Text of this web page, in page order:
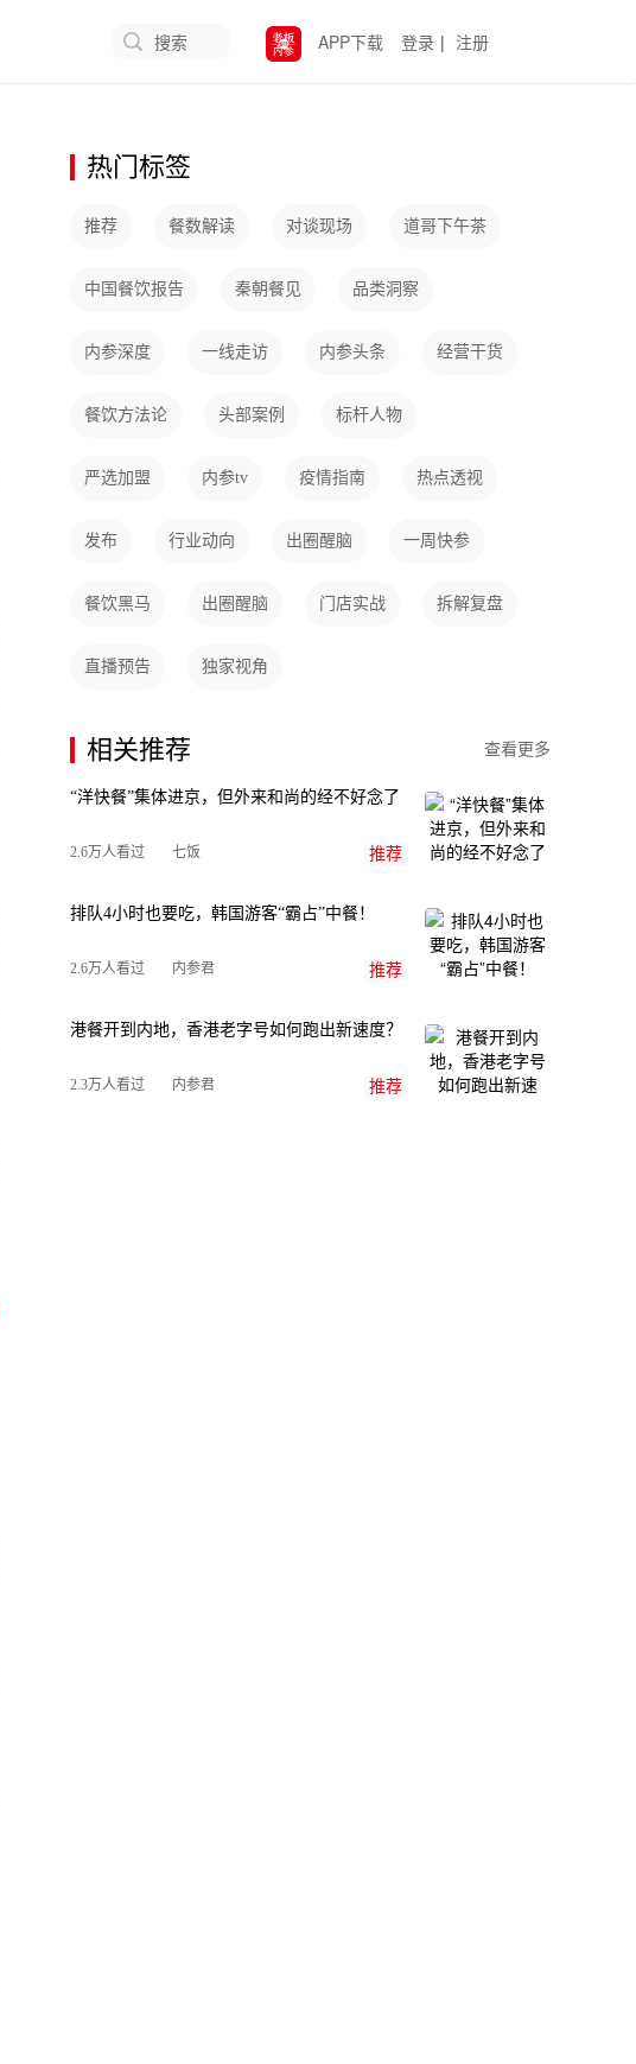
搜索 APP下载 登录 | 注册
热门标签
推荐 餐数解读 对谈现场 道哥下午茶
中国餐饮报告 秦朝餐见 品类洞察
内参深度 一线走访 内参头条 经营干货
餐饮方法论 头部案例 标杆人物
严选加盟 内参tv 疫情指南 热点透视
发布 行业动向 出圈醒脑 一周快参
餐饮黑马 出圈醒脑 门店实战 拆解复盘
直播预告 独家视角
相关推荐 查看更多
“洋快餐”集体进京，但外来和尚的经不好念了
2.6万人看过 七饭 推荐
排队4小时也要吃，韩国游客“霸占”中餐！
2.6万人看过 内参君 推荐
港餐开到内地，香港老字号如何跑出新速度？
2.3万人看过 内参君 推荐